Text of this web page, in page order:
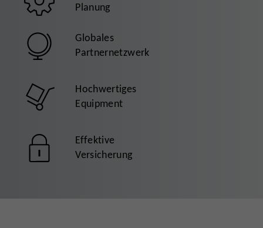
Planung
Globales
Partnernetzwerk
Hochwertiges
Equipment
Effektive
Versicherung